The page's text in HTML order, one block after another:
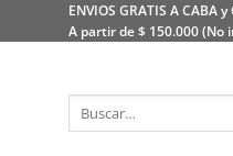
al
ENVIOS GRATIS A CABA y
A partir de $ 150.000 (No
Buscar